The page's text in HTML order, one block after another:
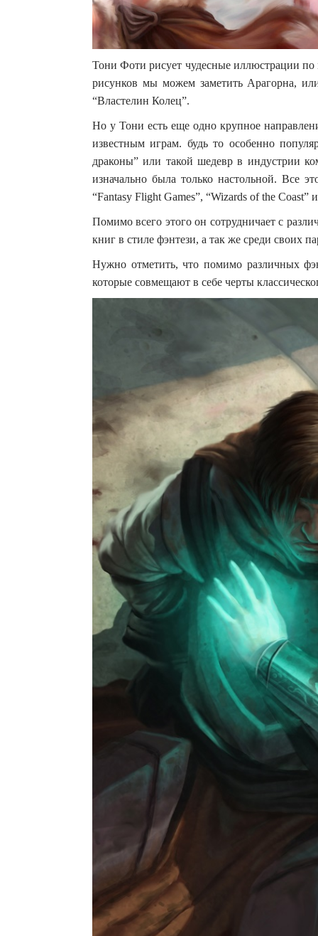
Тони Фоти рисует чудесные иллюстрации
рисунков мы можем заметить Арагорна,
“Властелин Колец”.
Но у Тони есть еще одно крупное
известным играм. будь то особенно
драконы” или такой шедевр в индустрии
изначально была только настольной. Все
“Fantasy Flight Games”, “Wizards of the Coast”
Помимо всего этого он сотрудничает с
книг в стиле фэнтези, а так же среди своих
Нужно отметить, что помимо различных
которые совмещают в себе черты